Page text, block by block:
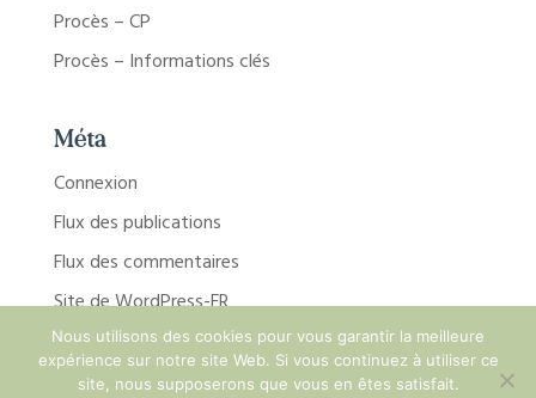
Procès – CP
Procès – Informations clés
Méta
Connexion
Flux des publications
Flux des commentaires
Site de WordPress-FR
Nous utilisons des cookies pour vous garantir la meilleure
expérience sur notre site Web. Si vous continuez à utiliser ce
site, nous supposerons que vous en êtes satisfait.